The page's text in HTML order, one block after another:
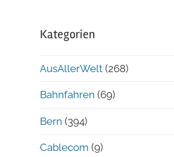
Kategorien
AusAllerWelt (268)
Bahnfahren (69)
Bern (394)
Cablecom (9)